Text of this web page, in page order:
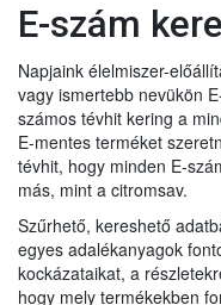
E-szám
Napjaink élelmiszer-
vagy ismertebb nevükön
számos tévhit kering a
E-mentes terméket
tévhit, hogy minden E-
más, mint a citromsav.
Szűrhető, kereshető
egyes adalékanyagok
kockázataikat, a
hogy mely termékekben